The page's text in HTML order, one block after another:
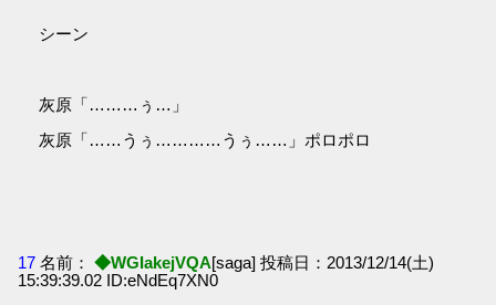
シーン
灰原「………ぅ…」
灰原「……うぅ…………うぅ……」ポロポロ
17 名前： ◆WGIakejVQA[saga] 投稿日：2013/12/14(土)
15:39:39.02 ID:eNdEq7XN0